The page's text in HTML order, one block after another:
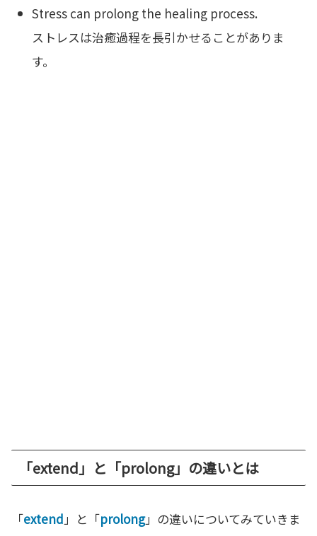
Stress can prolong the healing process.
ストレスは治癒過程を長引かせることがありま
す。
「extend」と「prolong」の違いとは
「extend」と「prolong」の違いについてみていきま